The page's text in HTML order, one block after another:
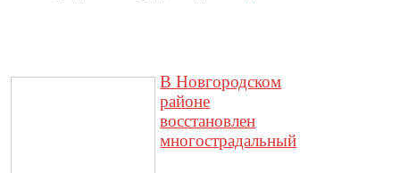
В Новгородском
районе
восстановлен
многострадальный